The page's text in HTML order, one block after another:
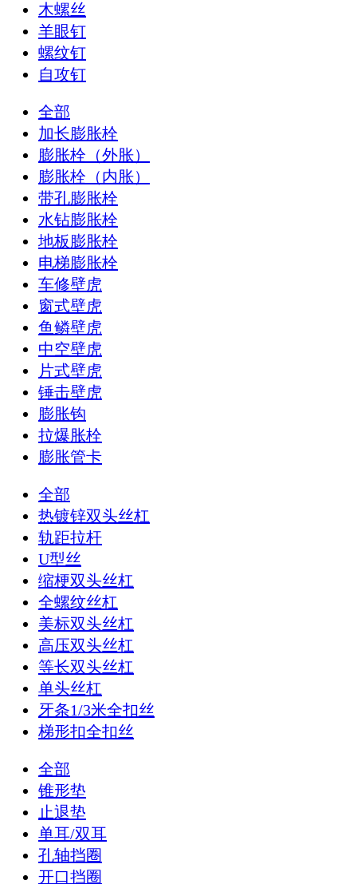
木螺丝
羊眼钉
螺纹钉
自攻钉
全部
加长膨胀栓
膨胀栓（外胀）
膨胀栓（内胀）
带孔膨胀栓
水钻膨胀栓
地板膨胀栓
电梯膨胀栓
车修壁虎
窗式壁虎
鱼鳞壁虎
中空壁虎
片式壁虎
锤击壁虎
膨胀钩
拉爆胀栓
膨胀管卡
全部
热镀锌双头丝杠
轨距拉杆
U型丝
缩梗双头丝杠
全螺纹丝杠
美标双头丝杠
高压双头丝杠
等长双头丝杠
单头丝杠
牙条1/3米全扣丝
梯形扣全扣丝
全部
锥形垫
止退垫
单耳/双耳
孔轴挡圈
开口挡圈